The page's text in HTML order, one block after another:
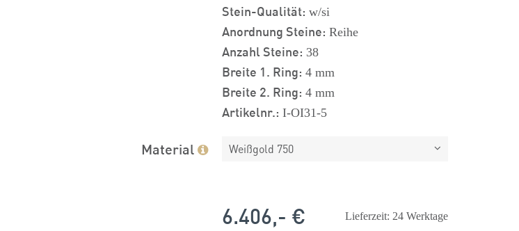
Stein-Qualität: w/si
Anordnung Steine: Reihe
Anzahl Steine: 38
Breite 1. Ring: 4 mm
Breite 2. Ring: 4 mm
Artikelnr.: I-OI31-5
Material Weißgold 750
Lieferzeit: 24 Werktage
6.406,- €